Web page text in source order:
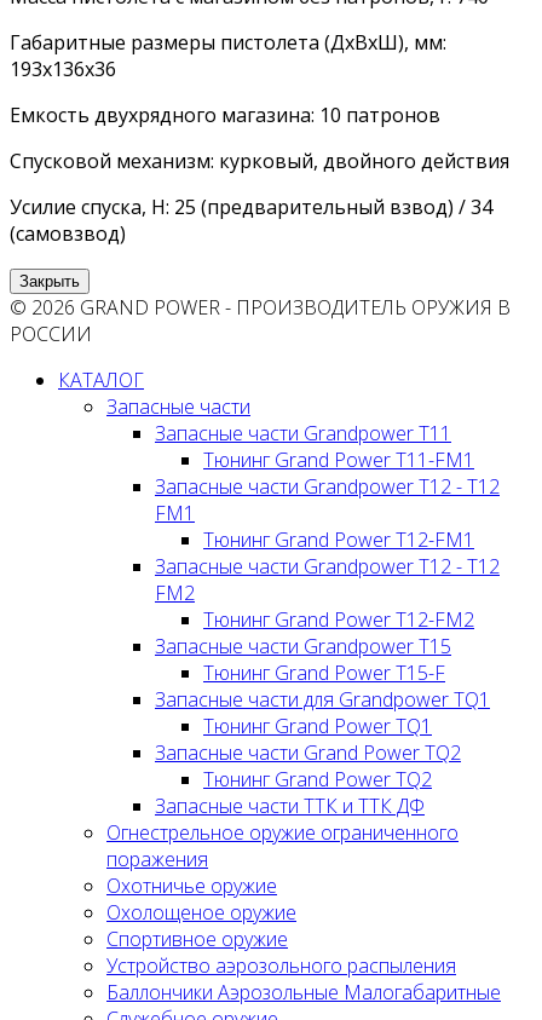
Габаритные размеры пистолета (ДхВхШ), мм:
193х136х36
Емкость двухрядного магазина: 10 патронов
Спусковой механизм: курковый, двойного действия
Усилие спуска, Н: 25 (предварительный взвод) / 34
(самовзвод)
Закрыть
© 2026 GRAND POWER - ПРОИЗВОДИТЕЛЬ ОРУЖИЯ В
РОССИИ
КАТАЛОГ
Запасные части
Запасные части Grandpower T11
Тюнинг Grand Power T11-FM1
Запасные части Grandpower T12 - T12
FM1
Тюнинг Grand Power T12-FM1
Запасные части Grandpower T12 - T12
FM2
Тюнинг Grand Power T12-FM2
Запасные части Grandpower T15
Тюнинг Grand Power T15-F
Запасные части для Grandpower TQ1
Тюнинг Grand Power TQ1
Запасные части Grand Power TQ2
Тюнинг Grand Power TQ2
Запасные части ТТК и ТТК ДФ
Огнестрельное оружие ограниченного
поражения
Охотничье оружие
Охолощеное оружие
Спортивное оружие
Устройство аэрозольного распыления
Баллончики Аэрозольные Малогабаритные